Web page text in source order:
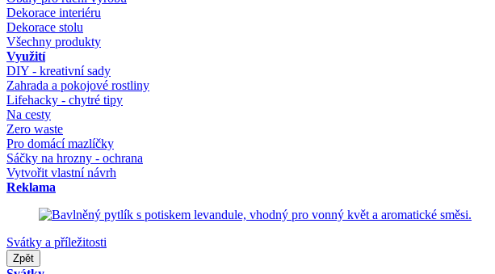
Dekorace interiéru
Dekorace stolu
Všechny produkty
Využití
DIY - kreativní sady
Zahrada a pokojové rostliny
Lifehacky - chytré tipy
Na cesty
Zero waste
Pro domácí mazlíčky
Sáčky na hrozny - ochrana
Vytvořit vlastní návrh
Reklama
Svátky a příležitosti
Zpět